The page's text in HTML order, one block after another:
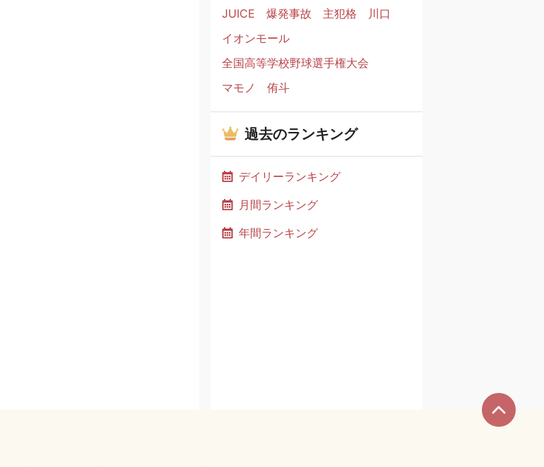
JUICE
爆発事故 主犯格
川口
イオンモール
全国高等学校野球選手権大会
マモノ
侑斗
過去のランキング
デイリーランキング
月間ランキング
年間ランキング